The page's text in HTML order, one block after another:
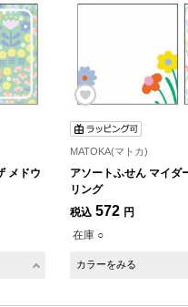
メドウ
MATOKA(マトカ)
アソートふせん マイダ
リング
税込 572 円
在庫 ○
カラーをみる